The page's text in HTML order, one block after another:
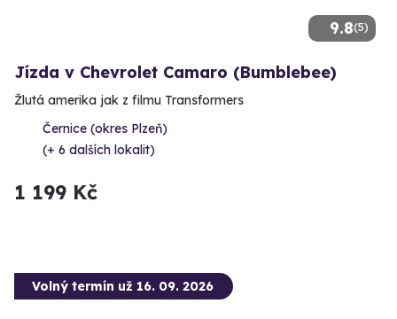
9.8(5)
Jízda v Chevrolet Camaro (Bumblebee)
Žlutá amerika jak z filmu Transformers
Černice (okres Plzeň)
(+ 6 dalších lokalit)
1 199 Kč
Volný termín už 16. 09. 2026